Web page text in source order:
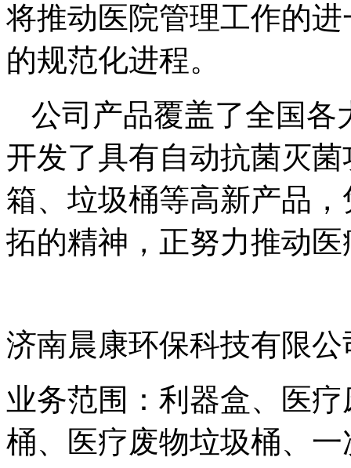
将推动医院管理工作的
的规范化进程。
公司产品覆盖了全国各
开发了具有自动抗菌灭菌
箱、垃圾桶等高新产品
拓的精神，正努力推动
济南晨康环保科技有限公
业务范围：利器盒、医
桶、医疗废物垃圾桶、